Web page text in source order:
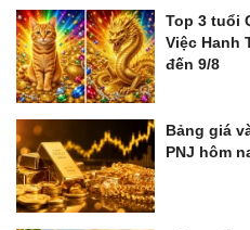
Top 3 tuổi
Việc Hanh
đến 9/8
Bảng giá
PNJ hôm